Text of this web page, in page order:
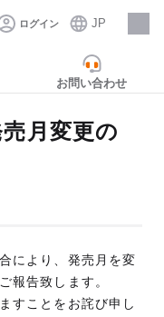
ログイン JP
採用情報
お問い合わせ
月変更の
により、発売月を変
報告致します。
すことをお詫び申し